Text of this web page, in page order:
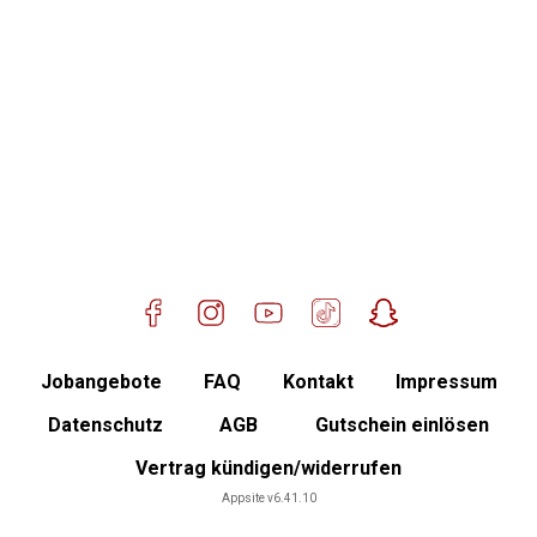
Mitgliederbereich
Jobangebote FAQ Kontakt
Impressum
Datenschutz
AGB
Gutschein einlösen
Vertrag kündigen/widerrufen
Appsite v6.41.10